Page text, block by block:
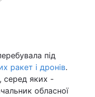
під
ракет і дронів.
яких -
обласної